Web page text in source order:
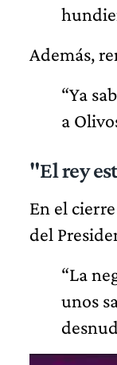
Además,
“Ya
a
"El rey
En el
del
“La
unos